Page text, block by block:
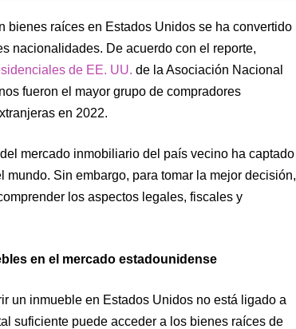
bienes raíces en Estados Unidos se ha convertido
nacionalidades. De acuerdo con el reporte,
de EE. UU. de la Asociación Nacional
fueron el mayor grupo de compradores
en 2022.
mercado inmobiliario del país vecino ha captado
Sin embargo, para tomar la mejor decisión,
los aspectos legales, fiscales y
en el mercado estadounidense
un inmueble en Estados Unidos no está ligado a
suficiente puede acceder a los bienes raíces de